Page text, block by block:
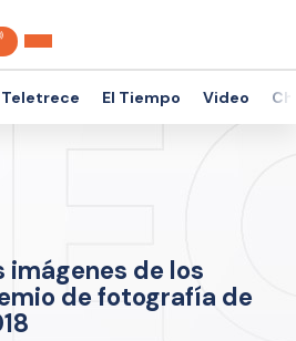
El Tiempo Video
imágenes de los
de fotografía de